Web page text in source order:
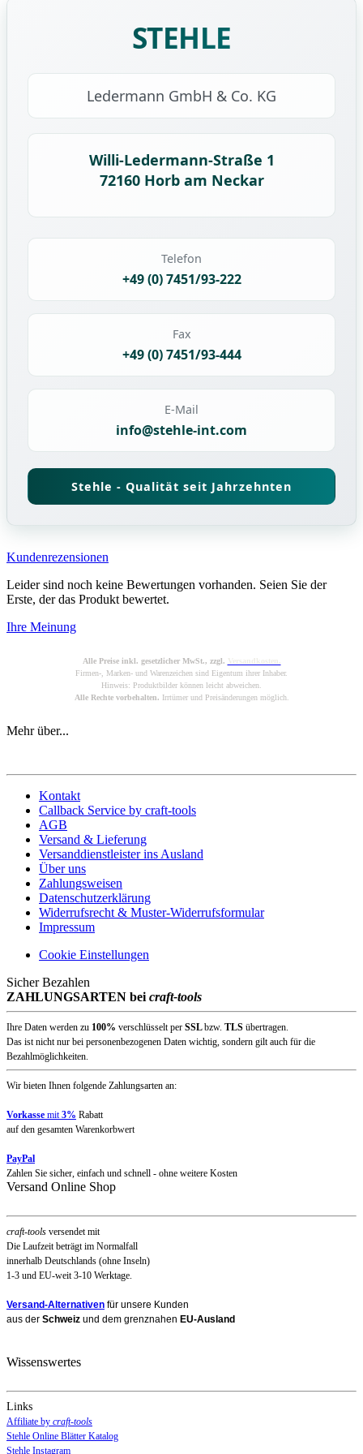
STEHLE
Ledermann GmbH & Co. KG
Willi-Ledermann-Straße 1
72160 Horb am Neckar
Telefon
+49 (0) 7451/93-222
Fax
+49 (0) 7451/93-444
E-Mail
info@stehle-int.com
Stehle - Qualität seit Jahrzehnten
Kundenrezensionen
Leider sind noch keine Bewertungen vorhanden. Seien Sie der
Erste, der das Produkt bewertet.
Ihre Meinung
Alle Preise inkl. gesetzlicher MwSt., zzgl. Versandkosten.
Firmen-, Marken- und Warenzeichen sind Eigentum ihrer Inhaber.
Hinweis: Produktbilder können leicht abweichen.
Alle Rechte vorbehalten. Irrtümer und Preisänderungen möglich.
Mehr über...
Kontakt
Callback Service by craft-tools
AGB
Versand & Lieferung
Versanddienstleister ins Ausland
Über uns
Zahlungsweisen
Datenschutzerklärung
Widerrufsrecht & Muster-Widerrufsformular
Impressum
Cookie Einstellungen
Sicher Bezahlen
ZAHLUNGSARTEN bei craft-tools
Ihre Daten werden zu 100% verschlüsselt per SSLbzw. TLS übertragen.
Das ist nicht nur bei personenbezogenen Daten wichtig, sondern gilt auch für die
Bezahlmöglichkeiten.
Wir bieten Ihnen folgende Zahlungsarten an:
Vorkasse mit3% Rabatt
auf den gesamten Warenkorbwert
PayPal
Zahlen Sie sicher, einfach und schnell - ohne weitere Kosten
Versand Online Shop
craft-tools versendet mit
Die Laufzeit beträgt im Normalfall
innerhalb Deutschlands (ohne Inseln)
1-3 und EU-weit 3-10 Werktage.
Versand-Alternativen für unsere Kunden
aus der Schweiz und dem grenznahen EU-Ausland
Wissenswertes
Links
Affiliate by craft-tools
Stehle Online Blätter Katalog
Stehle Instagram